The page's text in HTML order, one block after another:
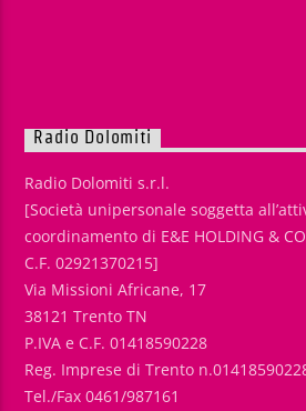
Radio Dolomiti
Radio Dolomiti s.r.l.
[Società unipersonale soggetta
coordinamento di E&E HOLDING &
C.F. 02921370215]
Via Missioni Africane, 17
38121 Trento TN
P.IVA e C.F. 01418590228
Reg. Imprese di Trento
Tel./Fax 0461/987161